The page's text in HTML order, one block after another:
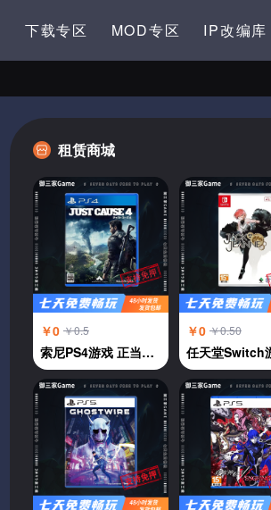
下载专区 MOD专区 IP改编库
租赁商城
￥0 ￥0.5
索尼PS4游戏 正当防卫4 中文
￥0 ￥0.50